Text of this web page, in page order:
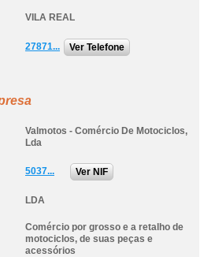
VILA REAL
27871... Ver Telefone
Valmotos - Comércio De Motociclos,
Lda
5037... Ver NIF
LDA
Comércio por grosso e a retalho de
motociclos, de suas peças e
acessórios